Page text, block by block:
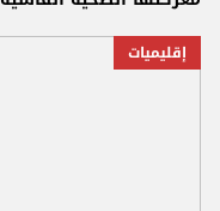
إقليميات